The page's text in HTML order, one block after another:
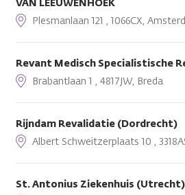
VAN LEEUWENHOEK
Plesmanlaan 121 , 1066CX,
Revant Medisch Specialistische
Brabantlaan 1 , 4817JW, Breda
Rijndam Revalidatie (Dordrecht)
Albert Schweitzerplaats 10 ,
St. Antonius Ziekenhuis (Utrecht)